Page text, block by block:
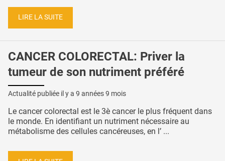
LIRE LA SUITE
CANCER COLORECTAL: Priver la
tumeur de son nutriment préféré
Actualité publiée il y a 9 années 9 mois
Le cancer colorectal est le 3è cancer le plus fréquent dans
le monde. En identifiant un nutriment nécessaire au
métabolisme des cellules cancéreuses, en l’ ...